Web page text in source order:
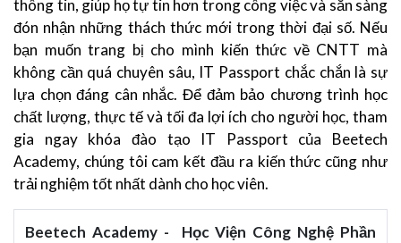
thông tin, giúp họ tự tin hơn trong công việc và sẵn sàng
đón nhận những thách thức mới trong thời đại số. Nếu
bạn muốn trang bị cho mình kiến thức về CNTT mà
không cần quá chuyên sâu, IT Passport chắc chắn là sự
lựa chọn đáng cân nhắc. Để đảm bảo chương trình học
chất lượng, thực tế và tối đa lợi ích cho người học, tham
gia ngay khóa đào tạo IT Passport của Beetech
Academy, chúng tôi cam kết đầu ra kiến thức cũng như
trải nghiệm tốt nhất dành cho học viên.
Beetech Academy - Học Viện Công Nghệ Phần